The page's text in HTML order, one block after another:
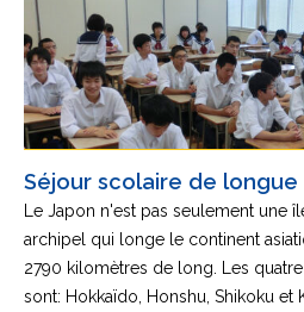
Séjour scolaire de
Le Japon n'est pas seulement une
archipel qui longe le continent
2790 kilomètres de long. Les
sont: Hokkaïdo, Honshu, Shikoku et